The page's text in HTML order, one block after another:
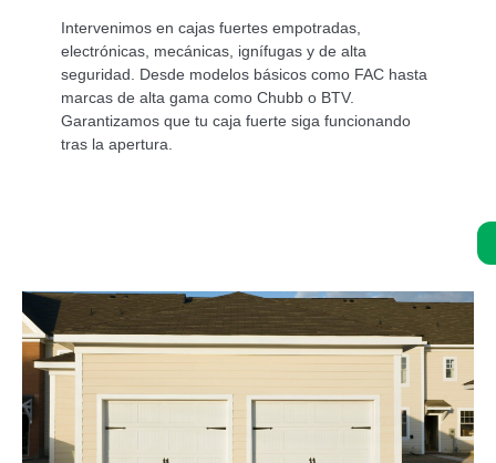
Intervenimos en cajas fuertes empotradas,
electrónicas, mecánicas, ignífugas y de alta
seguridad. Desde modelos básicos como FAC hasta
marcas de alta gama como Chubb o BTV.
Garantizamos que tu caja fuerte siga funcionando
tras la apertura.